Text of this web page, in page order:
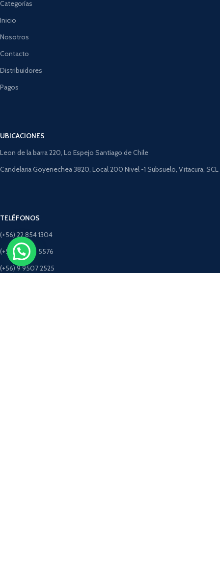
Categorías
Inicio
Nosotros
Contacto
Distribuidores
Pagos
UBICACIONES
Leon de la barra 220, Lo Espejo Santiago de Chile
Candelaria Goyenechea 3820, Local 200 Nivel -1 Subsuelo, Vitacura, SCL
TELÉFONOS
(+56) 22 854 1304
(+56) 9 4275 5576
(+56) 9 9507 2525